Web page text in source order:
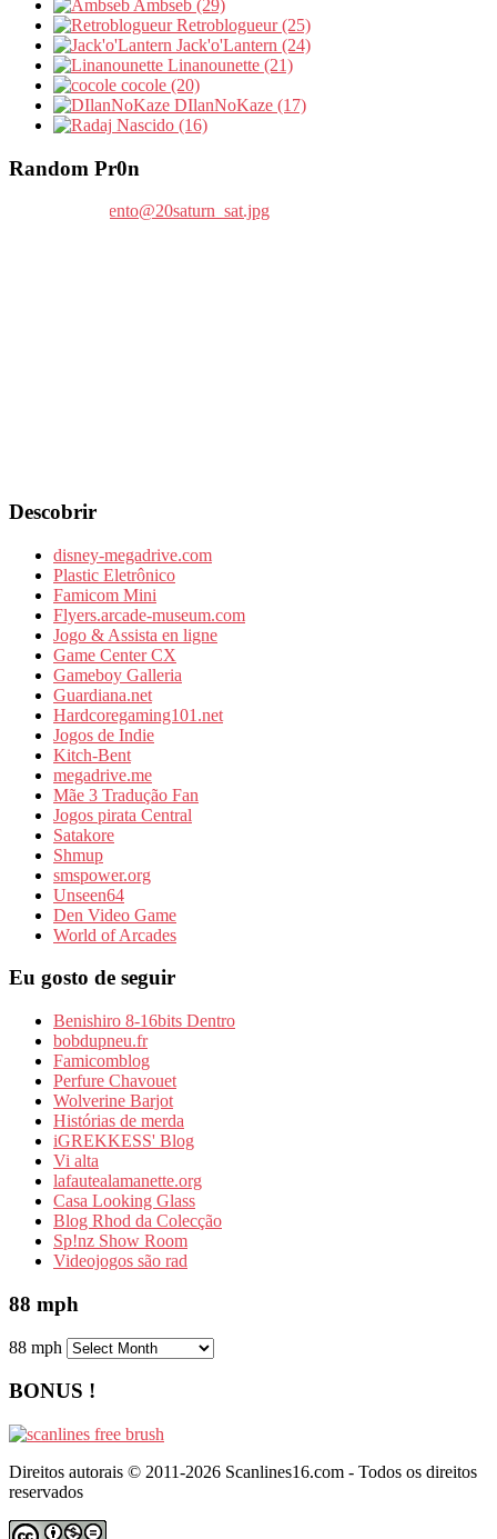
Ambseb (29)
Retroblogueur (25)
Jack'o'Lantern (24)
Linanounette (21)
cocole (20)
DIlanNoKaze (17)
Nascido (16)
Random Pr0n
Descobrir
disney-megadrive.com
Plastic Eletrônico
Famicom Mini
Flyers.arcade-museum.com
Jogo & Assista en ligne
Game Center CX
Gameboy Galleria
Guardiana.net
Hardcoregaming101.net
Jogos de Indie
Kitch-Bent
megadrive.me
Mãe 3 Tradução Fan
Jogos pirata Central
Satakore
Shmup
smspower.org
Unseen64
Den Video Game
World of Arcades
Eu gosto de seguir
Benishiro 8-16bits Dentro
bobdupneu.fr
Famicomblog
Perfure Chavouet
Wolverine Barjot
Histórias de merda
iGREKKESS' Blog
Vi alta
lafautealamanette.org
Casa Looking Glass
Blog Rhod da Colecção
Sp!nz Show Room
Videojogos são rad
88 mph
88 mph
BONUS !
Direitos autorais © 2011-2026 Scanlines16.com - Todos os direitos
reservados